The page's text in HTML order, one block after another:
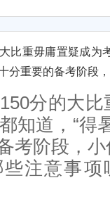
重毋庸置疑成为
分重要的备考阶段
分的大比
知道，“得
考阶段，
注意事项